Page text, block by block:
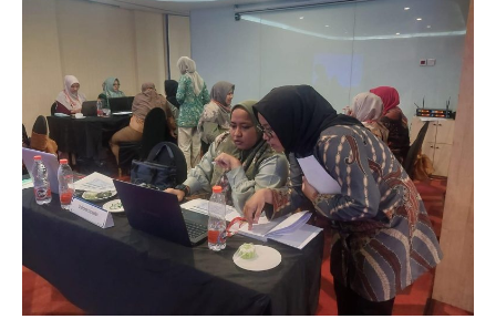
Bisnis
dan
Anggaran
BLUD
dengan
Kota
Tangerang